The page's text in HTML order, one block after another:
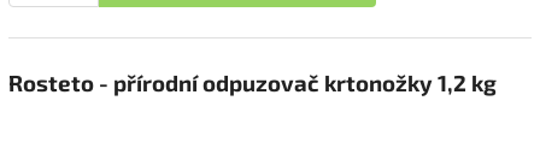
Rosteto - přírodní odpuzovač krtonožky 1,2 kg